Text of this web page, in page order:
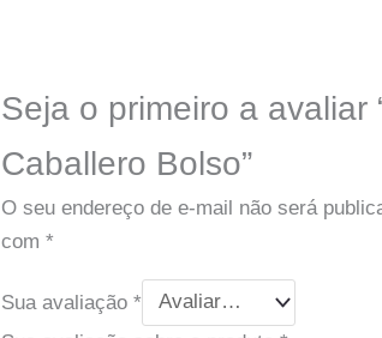
Seja o primeiro a avaliar
Caballero Bolso”
O seu endereço de e-mail não será
com *
Sua avaliação *